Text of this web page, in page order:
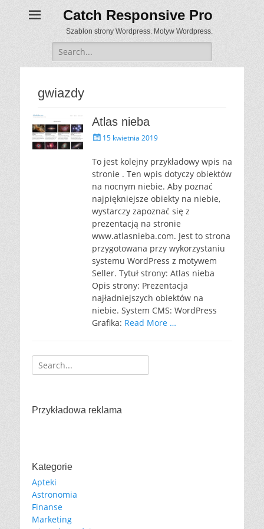
Catch Responsive Pro
Szablon strony Wordpress. Motyw Wordpress.
Search
for:
gwiazdy
Atlas nieba
P
s
e
d
o
n
15 kwietnia 2019
To jest kolejny przykładowy wpis na
stronie . Ten wpis dotyczy obiektów
na nocnym niebie. Aby poznać
najpiękniejsze obiekty na niebie,
wystarczy zapoznać się z
prezentacją na stronie
www.atlasnieba.com. Jest to strona
przygotowana przy wykorzystaniu
systemu WordPress z motywem
Seller. Tytuł strony: Atlas nieba
Opis strony: Prezentacja
najładniejszych obiektów na
niebie. System CMS: WordPress
Grafika: Read More …
Search
for:
Przykładowa reklama
Kategorie
Apteki
Astronomia
Finanse
Marketing